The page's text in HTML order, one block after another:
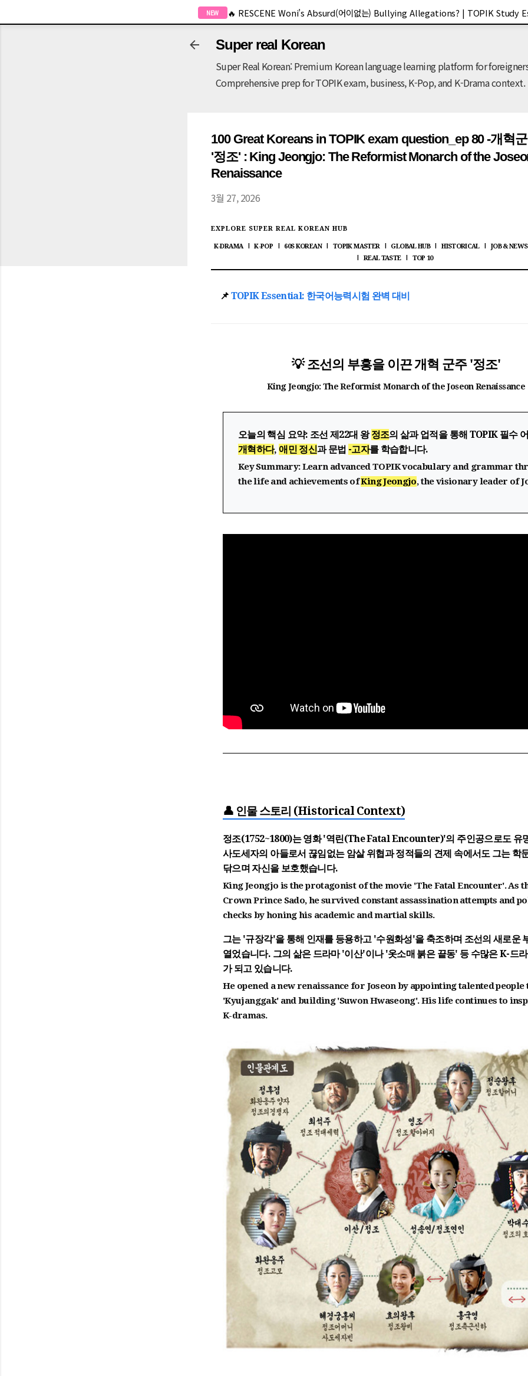
NEW 🔥 RESCENE Woni’s Absurd(어이없는) Bullying Allegations? | TOPIK Study
🔥 2026 KOR Job Info 🔥
기본 콘텐츠로 건너뛰기
Super real Korean
Super Real Korean: Premium Korean language learning platform for
Comprehensive prep for TOPIK exam, business, K-Pop, and K-Drama context.
100 Great Koreans in TOPIK exam question_ep 80 -개혁
'정조' : King Jeongjo: The Reformist Monarch of the
Renaissance
3월 27, 2026
EXPLORE SUPER REAL KOREAN HUB
K-DRAMA K-POP 60S KOREAN TOPIK MASTER GLOBAL HUB HISTORICAL JOB & NEWS
REAL TASTE TOP 10
📌 TOPIK Essential: 한국어능력시험 완벽 대비
💡 조선의 부흥을 이끈 개혁 군주 '정조'
King Jeongjo: The Reformist Monarch of the Joseon Renaissance
오늘의 핵심 요약: 조선 제22대 왕정조의 삶과 업적을 통해 TOPIK 필수
개혁하다, 애민 정신과 문법 -고자를 학습합니다.
Key Summary:Learn advanced TOPIK vocabulary and grammar
the life and achievements ofKing Jeongjo, the visionary leader of
👤 인물 스토리 (Historical Context)
정조(1752~1800)는 영화'역린(The Fatal Encounter)'의 주인공으로도 유
사도세자의 아들로서 끊임없는 암살 위협과 정적들의 견제 속에서도 그는 학
닦으며 자신을 보호했습니다.
King Jeongjo is the protagonist of the movie 'The Fatal Encounter'. As
Crown Prince Sado, he survived constant assassination attempts and
checks by honing his academic and martial skills.
그는 '규장각'을 통해 인재를 등용하고 '수원화성'을 축조하며 조선의 새로운
열었습니다. 그의 삶은 드라마 '이산'이나 '옷소매 붉은 끝동' 등 수많은 K-드
가 되고 있습니다.
He opened a new renaissance for Joseon by appointing talented
'Kyujanggak' and building 'Suwon Hwaseong'. His life continues to
K-dramas.